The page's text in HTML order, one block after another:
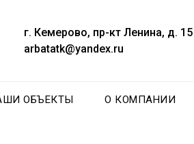
г. Кемерово, пр-кт Ленина, д. 15
arbatatk@yandex.ru
ОБЪЕКТЫ О КОМПАНИИ